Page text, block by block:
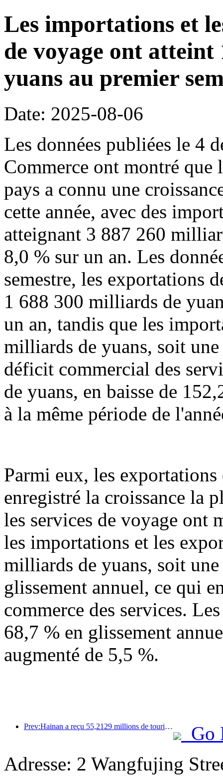
Les importations et
de voyage ont
yuans au premier
Date: 2025-08-06
Les données publiées le 4
Commerce ont montré que
pays a connu une
cette année, avec des
atteignant 3 887 260
8,0 % sur un an. Les
semestre, les exportations
1 688 300 milliards de
un an, tandis que les
milliards de yuans, soit
déficit commercial des
de yuans, en baisse de
à la même période de
Parmi eux, les
enregistré la croissance la
les services de voyage ont
les importations et les
milliards de yuans, soit
glissement annuel, ce qui
commerce des services.
68,7 % en glissement
augmenté de 5,5 %.
Prev:Hainan a reçu 55,2129 millions de touristes au cours du premier semestre de l'année
Go
Adresse: 2 Wangfujing